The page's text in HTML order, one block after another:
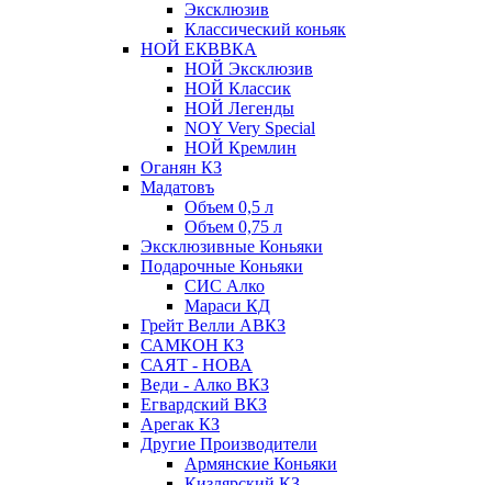
Эксклюзив
Классический коньяк
НОЙ ЕКВВКА
НОЙ Эксклюзив
НОЙ Классик
НОЙ Легенды
NOY Very Speсial
НОЙ Кремлин
Оганян КЗ
Мадатовъ
Объем 0,5 л
Объем 0,75 л
Эксклюзивные Коньяки
Подарочные Коньяки
СИС Алко
Мараси КД
Грейт Велли АВКЗ
САМКОН КЗ
САЯТ - НОВА
Веди - Алко ВКЗ
Егвардский ВКЗ
Арегак КЗ
Другие Производители
Армянские Коньяки